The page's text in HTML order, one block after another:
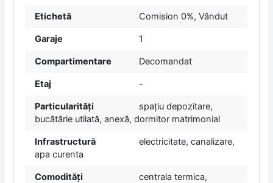
Etichetă Comision 0%, Vândut
Garaje 1
Compartimentare Decomandat
Etaj -
Particularități
spațiu depozitare,
bucătărie utilată, anexă, dormitor matrimonial
Infrastructură
electricitate, canalizare,
apa curenta
Comodități
centrala termica,